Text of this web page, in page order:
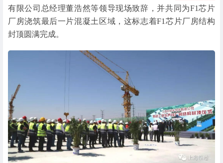
有限公司总经理董浩然等领导现场致辞，并共同为F1芯片
厂房浇筑最后一片混凝土区域，这标志着F1芯片厂房结构
封顶圆满完成。